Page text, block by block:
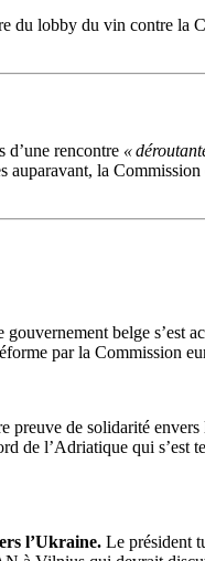
du lobby du vin contre
d’une rencontre «
auparavant, la
gouvernement belge s’est
par la Commission
preuve de solidarité
de l’Adriatique qui s’est
l’Ukraine. Le président